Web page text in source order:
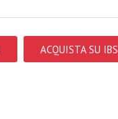
ACQUISTA SU IBS